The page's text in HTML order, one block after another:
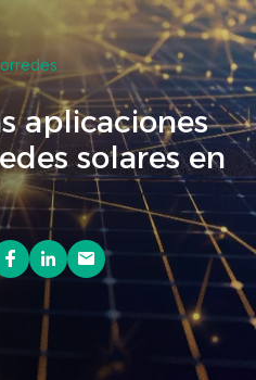
aplicaciones
solares en